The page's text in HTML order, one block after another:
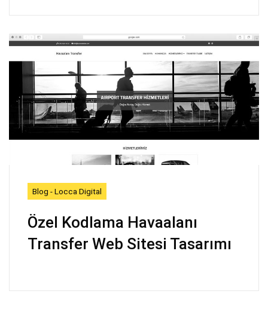
Blog - Locca Digital
Özel Kodlama Havaalanı
Transfer Web Sitesi Tasarımı